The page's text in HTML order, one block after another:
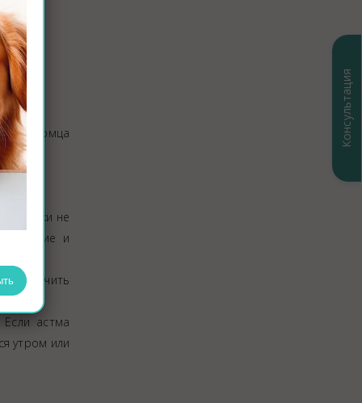
Консультация
питомца
собаки не
дыхание и
Лечить
астма
утром или